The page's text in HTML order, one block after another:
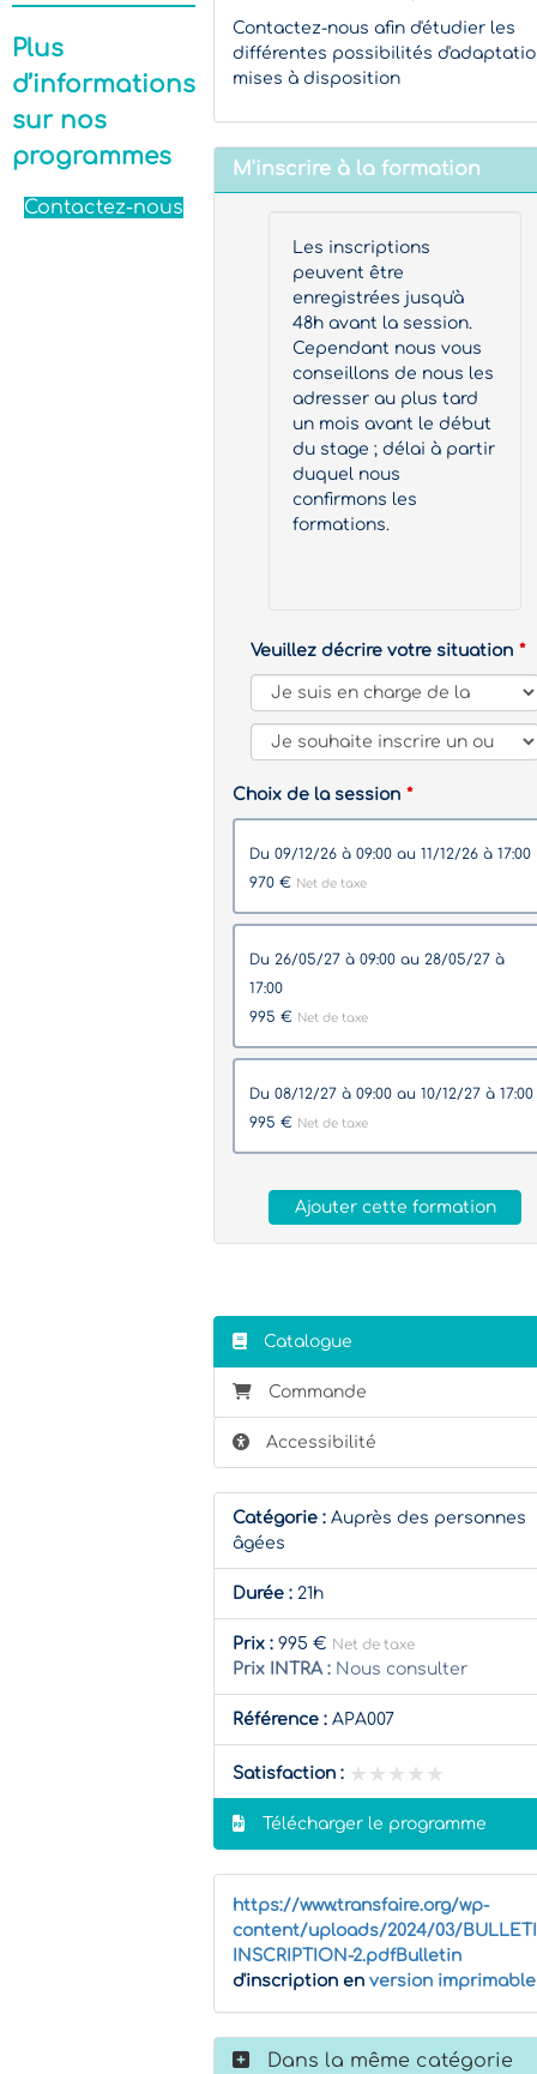
Plus
d’informations
sur nos
programmes
Contactez-nous
Contactez-nous afin d'étudier les
différentes possibilités
mises à disposition
M'inscrire à la formation
Les inscriptions
peuvent être
enregistrées jusqu'à
48h avant la session.
Cependant nous vous
conseillons de nous les
adresser au plus tard
un mois avant le début
du stage ; délai à partir
duquel nous
confirmons les
formations.
Veuillez décrire votre situation
Choix de la session
du 09/12/26 à 09:00 au 11/12/26 à 17:00
970 € Net de taxe
du 26/05/27 à 09:00 au 28/05/27 à
17:00
995 € Net de taxe
du 08/12/27 à 09:00 au 10/12/27 à 17:00
995 € Net de taxe
Ajouter cette formation
Catalogue
Commande
Accessibilité
Catégorie : Auprès des personnes
âgées
Durée : 21h
Prix : 995 € Net de taxe
Prix INTRA : Nous consulter
Référence : APA007
Satisfaction : ★★★★★
★★★★★
Télécharger le programme
https://www.transfaire.org/wp-
content/uploads/2024/03/
INSCRIPTION-2.pdfBulletin
d'inscription en version imprimable
Dans la même catégorie